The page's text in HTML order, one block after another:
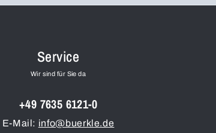
Service
Wir sind für Sie da
+49 7635 6121-0
E-Mail: info@buerkle.de